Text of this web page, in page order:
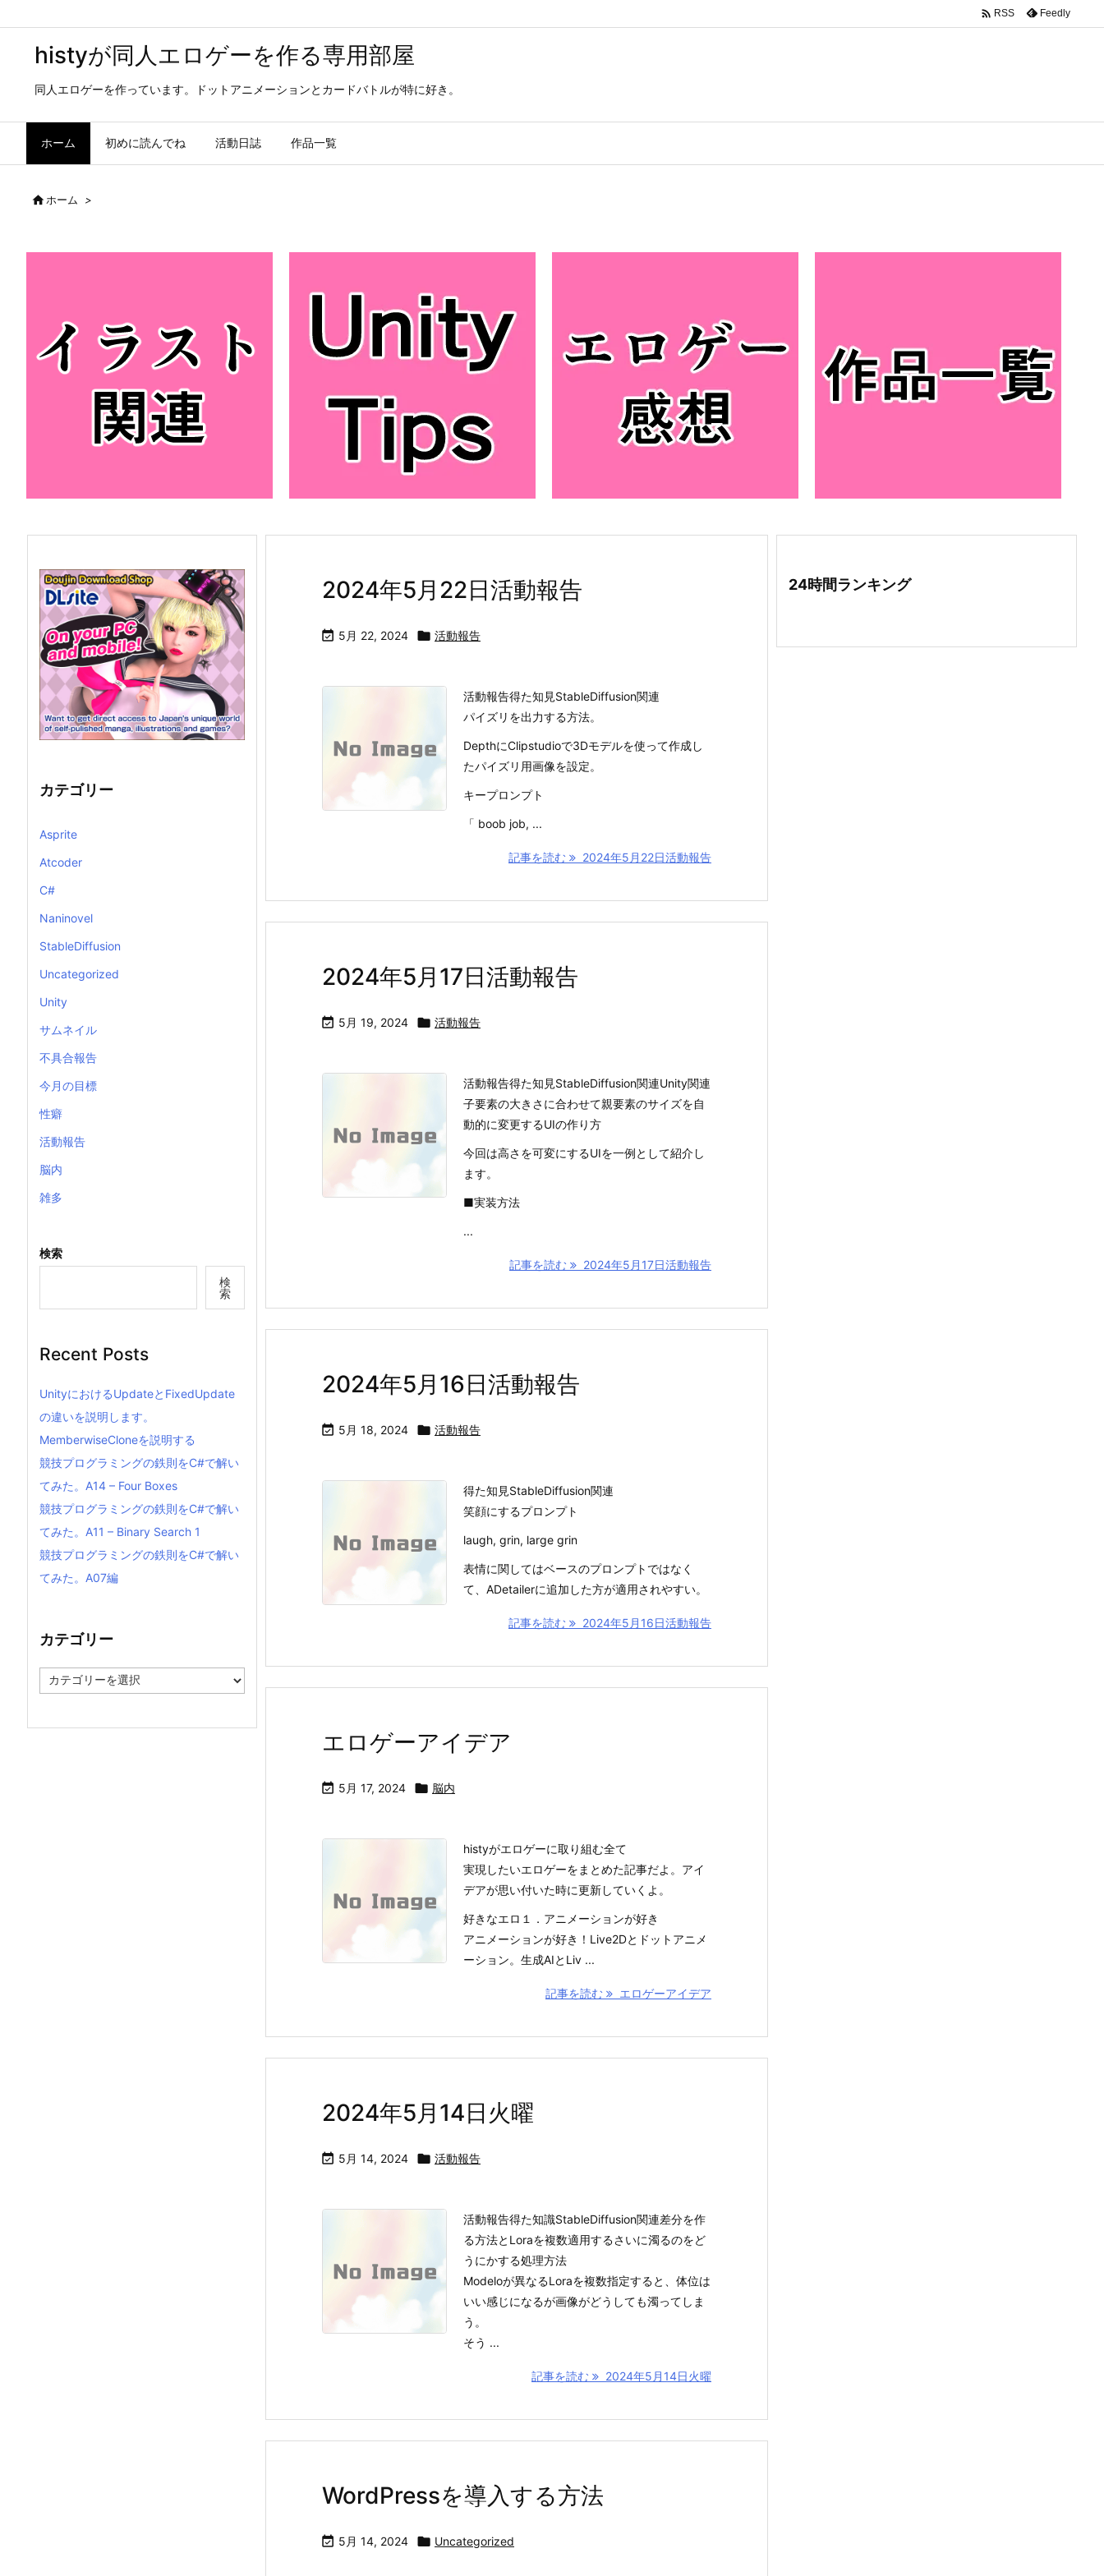
histyが同人エロゲーを作る専用部屋
同人エロゲーを作っています。ドットアニメーションとカードバトルが特に好き。
ホーム 初めに読んでね 活動日誌 作品一覧
 RSS Feedly
ホーム >
2024年5月22日活動報告
 5月 22, 2024  活動報告
活動報告得た知見StableDiffusion関連
パイズリを出力する方法。
DepthにClipstudioで3Dモデルを使って作成し
たパイズリ用画像を設定。
キープロンプト
「 boob job, ...
記事を読む 2024年5月22日活動報告
2024年5月17日活動報告
 5月 19, 2024  活動報告
活動報告得た知見StableDiffusion関連Unity関連
子要素の大きさに合わせて親要素のサイズを自
動的に変更するUIの作り方
今回は高さを可変にするUIを一例として紹介し
ます。
■実装方法
...
記事を読む 2024年5月17日活動報告
2024年5月16日活動報告
 5月 18, 2024  活動報告
得た知見StableDiffusion関連
笑顔にするプロンプト
laugh, grin, large grin
表情に関してはベースのプロンプトではなく
て、ADetailerに追加した方が適用されやすい。
記事を読む 2024年5月16日活動報告
エロゲーアイデア
 5月 17, 2024  脳内
histyがエロゲーに取り組む全て
実現したいエロゲーをまとめた記事だよ。アイ
デアが思い付いた時に更新していくよ。
好きなエロ１．アニメーションが好き
アニメーションが好き！Live2Dとドットアニメ
ーション。生成AIとLiv ...
記事を読む エロゲーアイデア
2024年5月14日火曜
 5月 14, 2024  活動報告
活動報告得た知識StableDiffusion関連差分を作
る方法とLoraを複数適用するさいに濁るのをど
うにかする処理方法
Modeloが異なるLoraを複数指定すると、体位は
いい感じになるが画像がどうしても濁ってしま
う。
そう ...
記事を読む 2024年5月14日火曜
WordPressを導入する方法
 5月 14, 2024  Uncategorized
カテゴリー
Asprite
Atcoder
C#
Naninovel
StableDiffusion
Uncategorized
Unity
サムネイル
不具合報告
今月の目標
性癖
活動報告
脳内
雑多
検索
検
索
Recent Posts
UnityにおけるUpdateとFixedUpdate
の違いを説明します。
MemberwiseCloneを説明する
競技プログラミングの鉄則をC#で解い
てみた。A14 – Four Boxes
競技プログラミングの鉄則をC#で解い
てみた。A11 – Binary Search 1
競技プログラミングの鉄則をC#で解い
てみた。A07編
カテゴリー
テ
24時間ランキング